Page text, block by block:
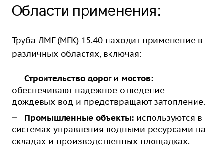
Области применения:
Труба ЛМГ (МГК) 15.40 находит применение в
различных областях, включая:
Строительство дорог и мостов:
обеспечивают надежное отведение
дождевых вод и предотвращают затопление.
Промышленные объекты: используются в
системах управления водными ресурсами на
складах и производственных площадках.